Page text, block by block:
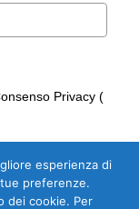
Privacy (
per
Gorizia
esperienza di
preferenze.
dei cookie. Per